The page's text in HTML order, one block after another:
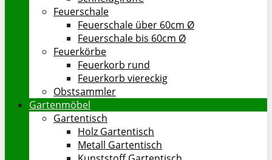
Feuerschale
Feuerschale über 60cm Ø
Feuerschale bis 60cm Ø
Feuerkörbe
Feuerkorb rund
Feuerkorb viereckig
Obstsammler
Gartenmöbel
Gartentisch
Holz Gartentisch
Metall Gartentisch